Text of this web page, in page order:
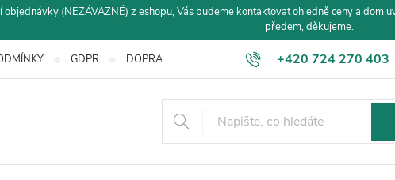
objednávky (NEZÁVAZNÉ) z eshopu, Vás budeme kontaktovat ohledně ceny a
předem, děkujeme.
+420 724 270 403
GDPR DOPRAVA A PLATBA